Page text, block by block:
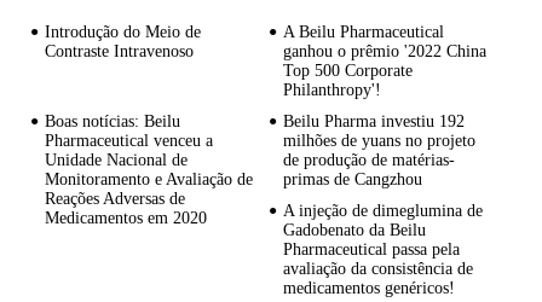
Introdução do Meio de
Contraste Intravenoso
A Beilu Pharmaceutical
ganhou o prêmio '2022 China
Top 500 Corporate
Philanthropy'!
Boas notícias: Beilu
Pharmaceutical venceu a
Unidade Nacional de
Monitoramento e Avaliação de
Reações Adversas de
Medicamentos em 2020
Beilu Pharma investiu 192
milhões de yuans no projeto
de produção de matérias-
primas de Cangzhou
A injeção de dimeglumina de
Gadobenato da Beilu
Pharmaceutical passa pela
avaliação da consistência de
medicamentos genéricos!